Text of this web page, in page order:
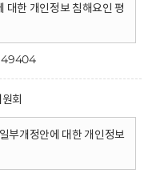
대한 개인정보 침해요인 평
49404
회
부개정안에 대한 개인정보